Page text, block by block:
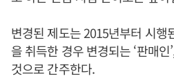
변경된 제도는 2015년부터 시행
을 취득한 경우 변경되는 ‘판매인
것으로 간주한다.